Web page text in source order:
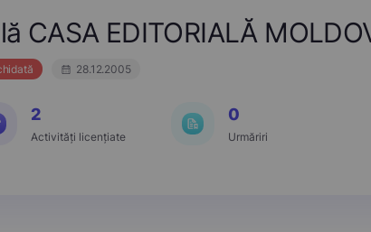
CASA EDITORIALĂ
28.12.2005
2
Activități licențiate
0
Urmăriri